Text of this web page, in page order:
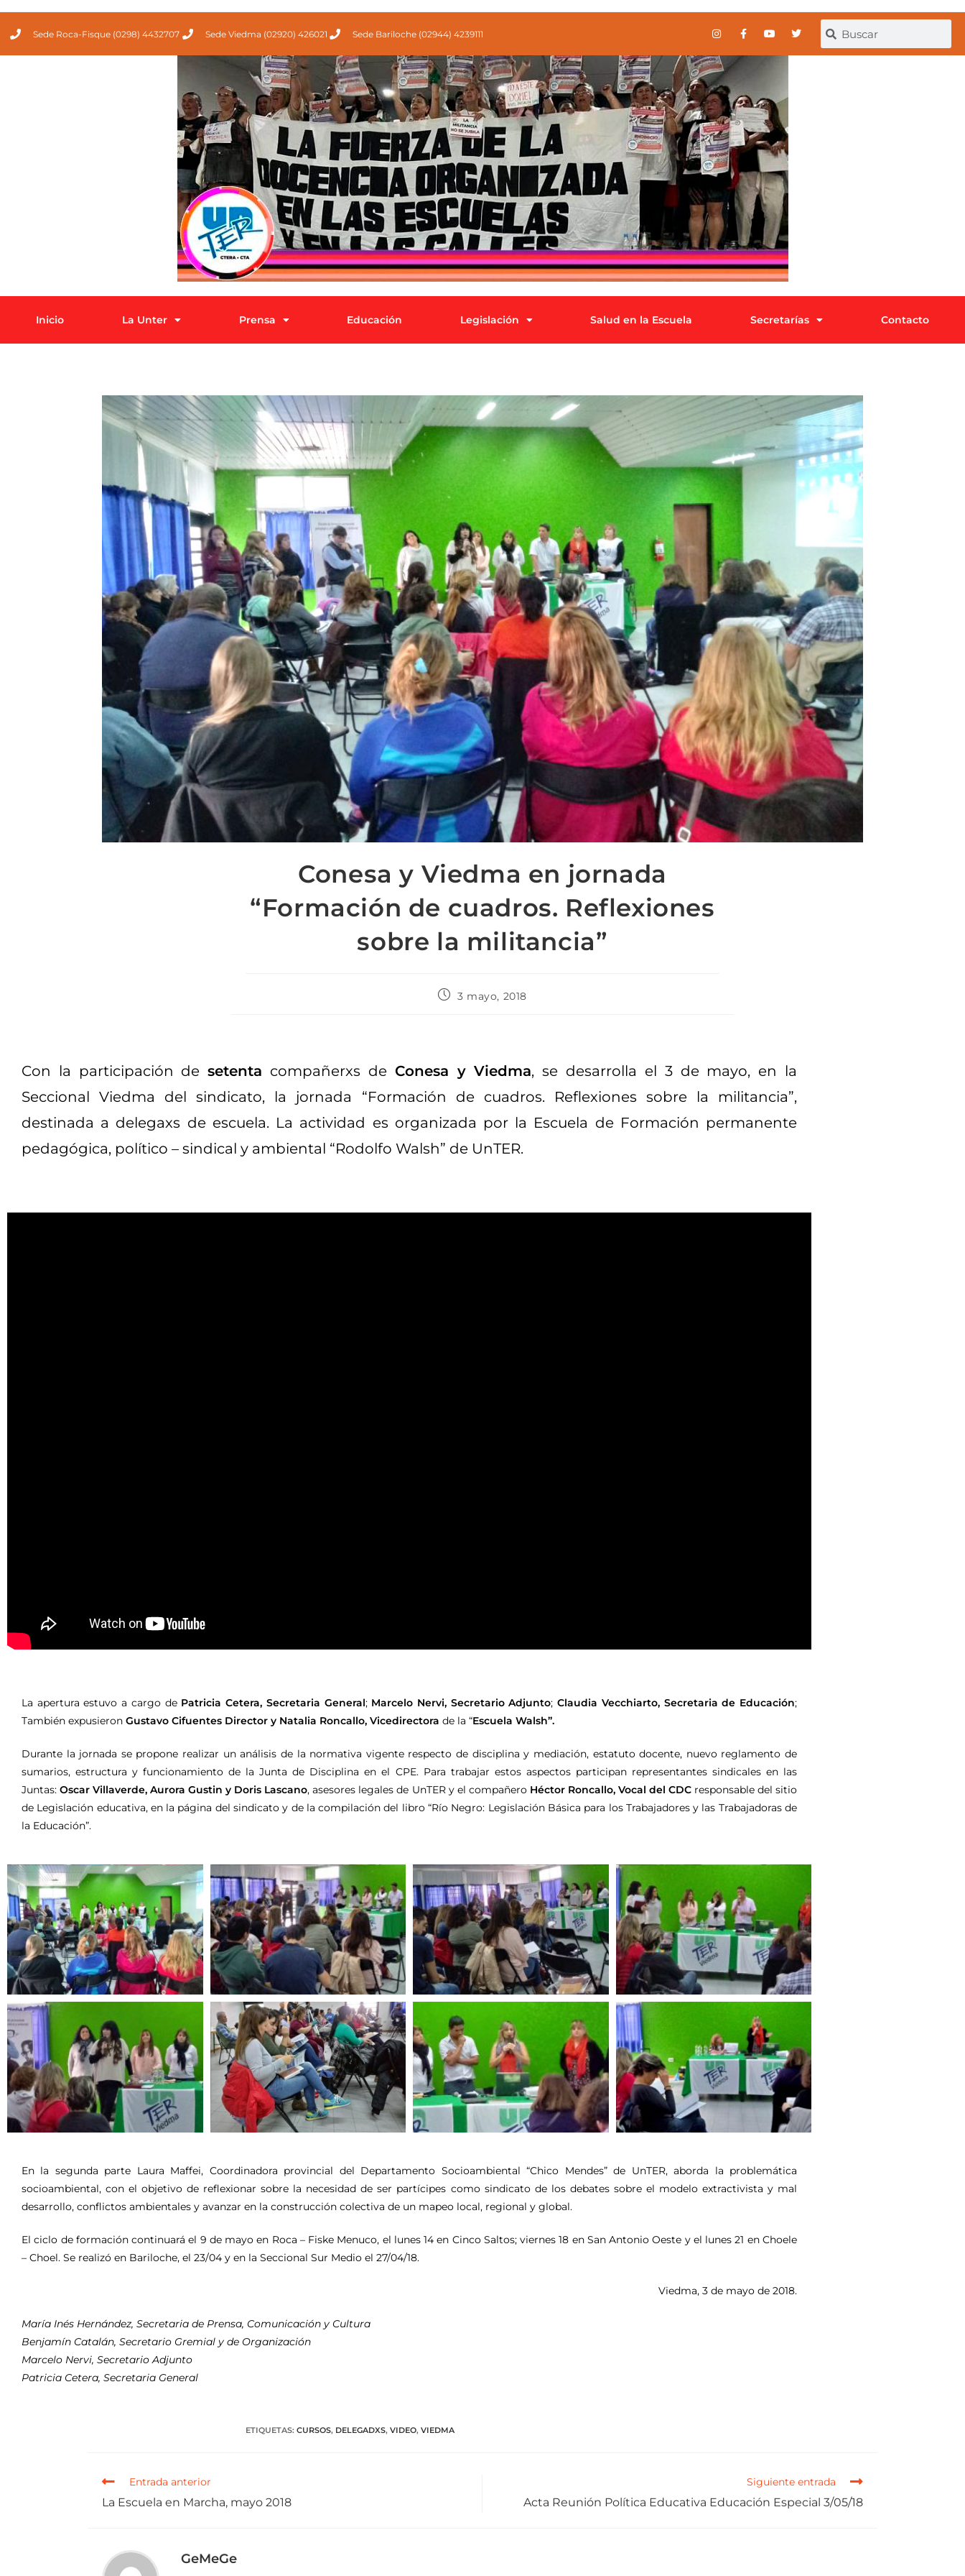
Sede Roca-Fisque (0298) 4432707 Sede Viedma (02920) 426021 Sede Bariloche (02944) 4239111
Inicio La Unter Prensa Educación Legislación Salud en la Escuela Secretarías Contacto
Conesa y Viedma en jornada
“Formación de cuadros. Reflexiones
sobre la militancia”
3 mayo, 2018
Con la participación desetenta compañerxs de Conesa y Viedma, se desarrolla el 3 de mayo, en la
Seccional Viedma del sindicato, la jornada “Formación de cuadros. Reflexiones sobre la militancia”,
destinada a delegaxs de escuela. La actividad es organizada por la Escuela de Formación permanente
pedagógica, político – sindical y ambiental “Rodolfo Walsh” de UnTER.
La apertura estuvo a cargo de Patricia Cetera, Secretaria General; Marcelo Nervi, Secretario Adjunto;Claudia Vecchiarto, Secretaria de Educación;
También expusieron Gustavo Cifuentes Director y Natalia Roncallo, Vicedirectora de la “Escuela Walsh”.
Durante la jornada se propone realizar un análisis de la normativa vigente respecto de disciplina y mediación, estatuto docente, nuevo reglamento de
sumarios, estructura y funcionamiento de la Junta de Disciplina en el CPE. Para trabajar estos aspectos participan representantes sindicales en las
Juntas:Oscar Villaverde, Aurora Gustin y Doris Lascano, asesores legales de UnTER y el compañero Héctor Roncallo, Vocal del CDCresponsable del sitio
de Legislación educativa, en la página del sindicato y de la compilación del libro “Río Negro: Legislación Básica para los Trabajadores y las Trabajadoras de
la Educación”.
En la segunda parte Laura Maffei, Coordinadora provincial del Departamento Socioambiental “Chico Mendes” de UnTER, aborda la problemática
socioambiental, con el objetivo de reflexionar sobre la necesidad de ser partícipes como sindicato de los debates sobre el modelo extractivista y mal
desarrollo, conflictos ambientales y avanzar en la construcción colectiva de un mapeo local, regional y global.
El ciclo de formación continuará el 9 de mayo en Roca – Fiske Menuco, el lunes 14 en Cinco Saltos; viernes 18 en San Antonio Oeste y el lunes 21 en Choele
– Choel. Se realizó en Bariloche, el 23/04 y en la Seccional Sur Medio el 27/04/18.
Viedma, 3 de mayo de 2018.
María Inés Hernández, Secretaria de Prensa, Comunicación y Cultura
Benjamín Catalán, Secretario Gremial y de Organización
Marcelo Nervi, Secretario Adjunto
Patricia Cetera, Secretaria General
ETIQUETAS: CURSOS, DELEGADXS, VIDEO, VIEDMA
Entrada anterior
La Escuela en Marcha, mayo 2018
Siguiente entrada
Acta Reunión Política Educativa Educación Especial 3/05/18
GeMeGe